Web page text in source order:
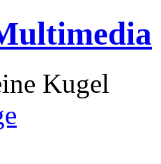
Kugel